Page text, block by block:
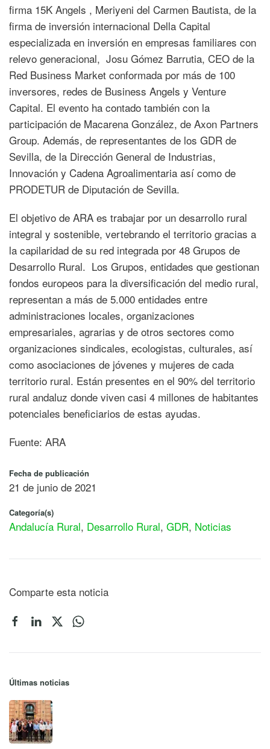
firma 15K Angels , Meriyeni del Carmen Bautista, de la
firma de inversión internacional Della Capital
especializada en inversión en empresas familiares con
relevo generacional, Josu Gómez Barrutia, CEO de la
Red Business Market conformada por más de 100
inversores, redes de Business Angels y Venture
Capital. El evento ha contado también con la
participación de Macarena González, de Axon Partners
Group. Además, de representantes de los GDR de
Sevilla, de la Dirección General de Industrias,
Innovación y Cadena Agroalimentaria así como de
PRODETUR de Diputación de Sevilla.
El objetivo de ARA es trabajar por un desarrollo rural
integral y sostenible, vertebrando el territorio gracias a
la capilaridad de su red integrada por 48 Grupos de
Desarrollo Rural. Los Grupos, entidades que gestionan
fondos europeos para la diversificación del medio rural,
representan a más de 5.000 entidades entre
administraciones locales, organizaciones
empresariales, agrarias y de otros sectores como
organizaciones sindicales, ecologistas, culturales, así
como asociaciones de jóvenes y mujeres de cada
territorio rural. Están presentes en el 90% del territorio
rural andaluz donde viven casi 4 millones de habitantes
potenciales beneficiarios de estas ayudas.
Fuente: ARA
Fecha de publicación
21 de junio de 2021
Categoría(s)
Andalucía Rural, Desarrollo Rural, GDR, Noticias
Comparte esta noticia
Últimas noticias